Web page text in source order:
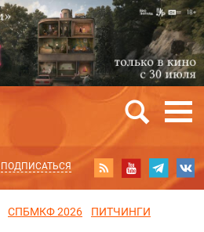
ПОДПИСАТЬСЯ
СПБМКФ 2026
ПИТЧИНГИ